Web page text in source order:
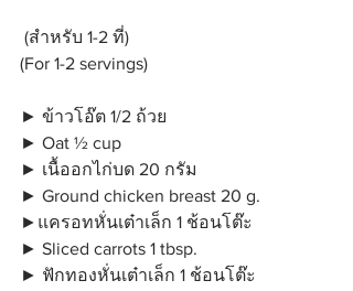
(สำหรับ 1-2 ที่)
(For 1-2 servings)
► ข้าวโอ๊ต 1/2 ถ้วย
► Oat ½ cup
► เนื้ออกไก่บด 20 กรัม
► Ground chicken breast 20 g.
►แครอทหั่นเต๋าเล็ก 1 ช้อนโต๊ะ
► Sliced carrots 1 tbsp.
► ฟักทองหั่นเต๋าเล็ก 1 ช้อนโต๊ะ